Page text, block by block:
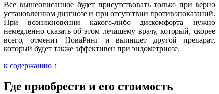
Все вышеописанное будет присутствовать только при верно
установленном диагнозе и при отсутствии противопоказаний.
При возникновении какого-либо дискомфорта нужно
немедленно сказать об этом лечащему врачу, который, скорее
всего, отменит НоваРинг и выпишет другой препарат,
который будет также эффективен при эндометриозе.
к содержанию ↑
Где приобрести и его стоимость